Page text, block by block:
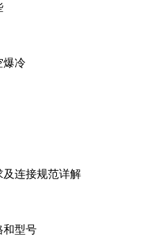
爆冷
连接规范详解
和型号